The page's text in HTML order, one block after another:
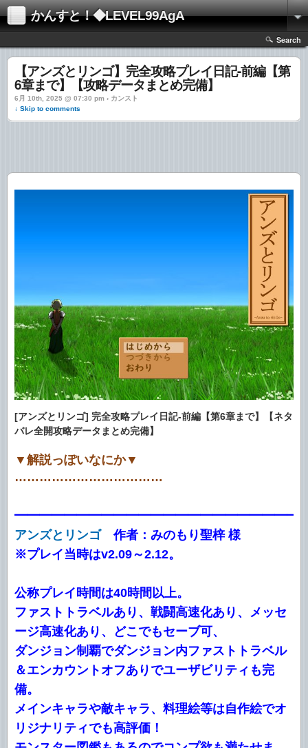
かんすと！◆LEVEL99AgA
Search
【アンズとリンゴ】完全攻略プレイ日記-前編【第
6章まで】【攻略データまとめ完備】
6月 10th, 2025 @ 07:30 pm › カンスト
↓ Skip to comments
[アンズとリンゴ] 完全攻略プレイ日記-前編【第6章まで】【ネタ
バレ全開攻略データまとめ完備】
▼解説っぽいなにか▼
………………………………
アンズとリンゴ作者：みのもり聖梓 様
※プレイ当時はv2.09～2.12。
公称プレイ時間は40時間以上。
ファストトラベルあり、戦闘高速化あり、メッセ
ージ高速化あり、どこでもセーブ可、
ダンジョン制覇でダンジョン内ファストトラベル
＆エンカウントオフありでユーザビリティも完
備。
メインキャラや敵キャラ、料理絵等は自作絵でオ
リジナリティでも高評価！